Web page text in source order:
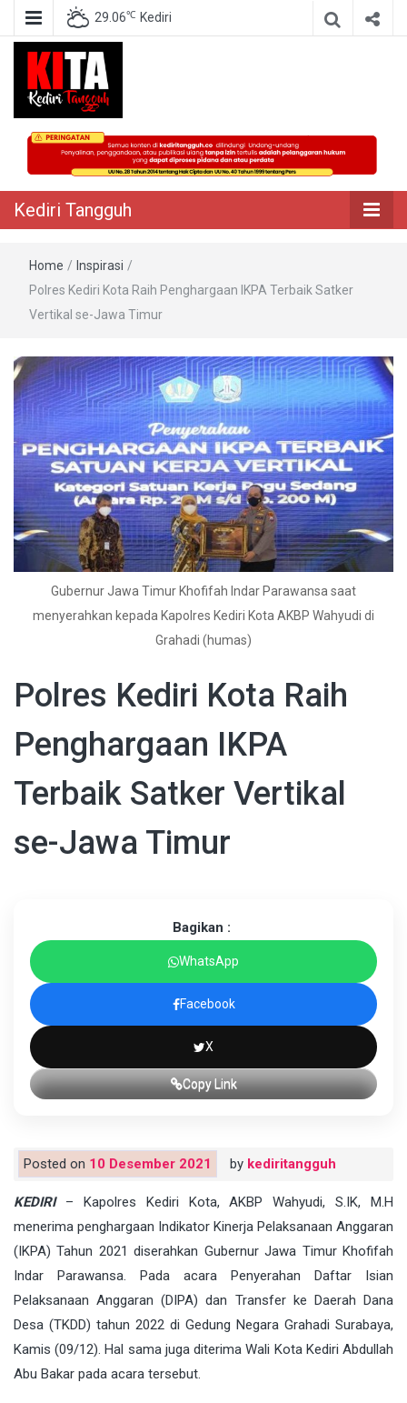
29.06℃ Kediri
Kediri Tangguh
Berita Akurat Terpercaya
Kediri Tangguh
Home / Inspirasi /
Polres Kediri Kota Raih Penghargaan IKPA Terbaik Satker
Vertikal se-Jawa Timur
Gubernur Jawa Timur Khofifah Indar Parawansa saat
menyerahkan kepada Kapolres Kediri Kota AKBP Wahyudi di
Grahadi (humas)
Polres Kediri Kota Raih
Penghargaan IKPA
Terbaik Satker Vertikal
se-Jawa Timur
Bagikan :
WhatsApp
Facebook
X
Copy Link
Posted on 10 Desember 2021 by kediritangguh
KEDIRI
– Kapolres Kediri Kota, AKBP Wahyudi, S.IK, M.H
menerima penghargaan Indikator Kinerja Pelaksanaan Anggaran
(IKPA) Tahun 2021 diserahkan Gubernur Jawa Timur Khofifah
Indar Parawansa. Pada acara Penyerahan Daftar Isian
Pelaksanaan Anggaran (DIPA) dan Transfer ke Daerah Dana
Desa (TKDD) tahun 2022 di Gedung Negara Grahadi Surabaya,
Kamis (09/12). Hal sama juga diterima Wali Kota Kediri Abdullah
Abu Bakar pada acara tersebut.